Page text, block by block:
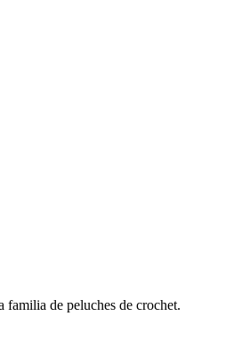
familia de peluches de crochet.